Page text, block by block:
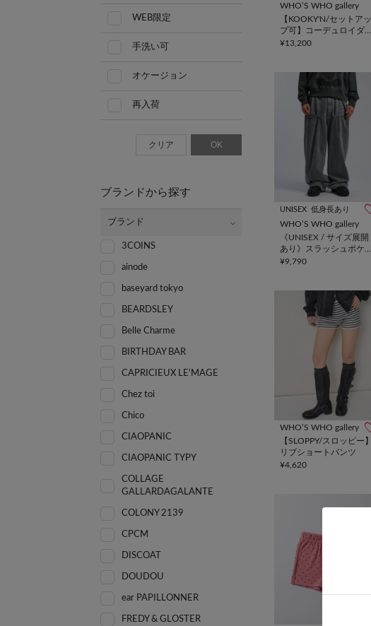
WHO’S WHO gallery
【KOOKY'N/セットアッ
プ可】コーデュロイダブ
ルニーパンツ
¥13,200
UNISEX 低身長あり
WHO’S WHO gallery
《UNISEX / サイズ展開
あり》スラッシュポケッ
トブラストワイドデニム
¥9,790
WHO’S WHO gallery
【SLOPPY/スロッピー】
リブショートパンツ
¥4,620
WEB限定
手洗い可
オケージョン
再入荷
クリア OK
ブランドから探す
ブランド
3COINS
ainode
baseyard tokyo
BEARDSLEY
Belle Charme
BIRTHDAY BAR
CAPRICIEUX LE'MAGE
Chez toi
Chico
CIAOPANIC
CIAOPANIC TYPY
COLLAGE
GALLARDAGALANTE
COLONY 2139
CPCM
DISCOAT
DOUDOU
ear PAPILLONNER
FREDY & GLOSTER